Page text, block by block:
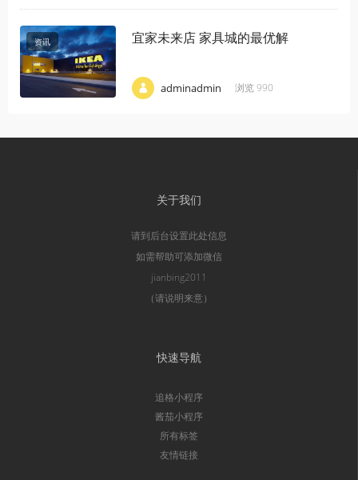
资讯 宜家未来店 家具城的最优解
adminadmin 浏览 990
关于我们
请到后台设置此处信息
如需帮助可添加微信
jianbing2011
（请说明来意）
快速导航
追格小程序
酱茄小程序
所有标签
友情链接